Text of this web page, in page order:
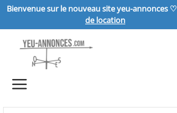
Bienvenue sur le nouveau site yeu-annonces ♡
de location